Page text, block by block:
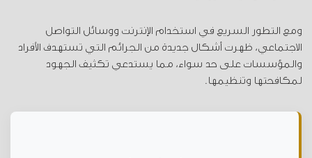
ومع التطور السريع في استخدام الإنترنت ووسائل التواصل
الاجتماعي، ظهرت أشكال جديدة من الجرائم التي تستهدف الأفراد
والمؤسسات على حد سواء، مما يستدعي تكثيف الجهود
لمكافحتها وتنظيمها.